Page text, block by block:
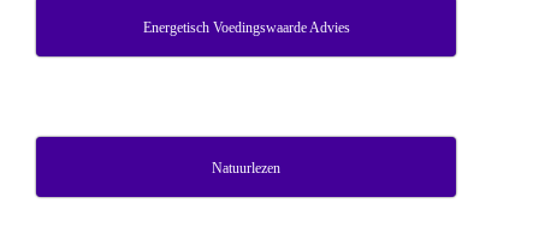
Energetisch Voedingswaarde Advies
Natuurlezen